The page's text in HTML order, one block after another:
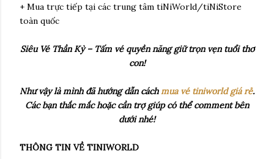
+ Mua trực tiếp tại các trung tâm tiNiWorld/tiNiStore
toàn quốc
Siêu Vé Thần Kỳ – Tấm vé quyền năng giữ trọn vẹn tuổi thơ
con!
Như vậy là mình đã hướng dẫn cáchmua vé tiniworld giá rẻ.
Các bạn thắc mắc hoặc cần trợ giúp có thể comment bên
dưới nhé!
THÔNG TIN VỀ TINIWORLD